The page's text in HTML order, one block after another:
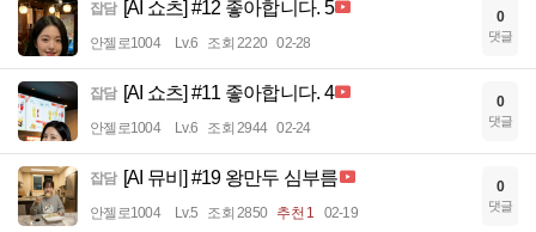
잡담 [AI 쇼츠] #12 좋아합니다. 5
안젤로1004 Lv.6 조회 2220 02-28
0
댓글
잡담 [AI 쇼츠] #11 좋아합니다. 4
안젤로1004 Lv.6 조회 2944 02-24
0
댓글
잡담 [AI 뮤비] #19 왕만두 심부름
안젤로1004 Lv.5 조회 2850 추천 1 02-19
0
댓글